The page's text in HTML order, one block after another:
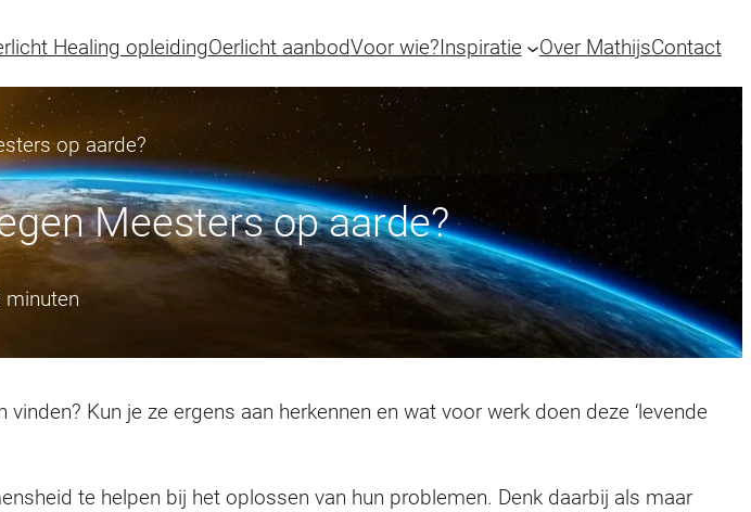
Healing opleidingOerlicht aanbodVoor wie?Inspiratie Over MathijsContact
op aarde?
Meesters op aarde?
minuten
Kun je ze ergens aan herkennen en wat voor werk doen deze ‘levende
te helpen bij het oplossen van hun problemen. Denk daarbij als maar